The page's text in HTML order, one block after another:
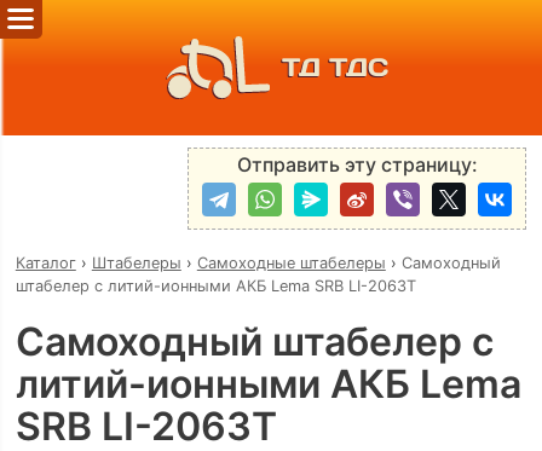
ТД ТДС
Отправить эту страницу:
Каталог› Штабелеры › Самоходные штабелеры › Самоходный
штабелер с литий-ионными АКБ Lema SRB LI-2063Т
Самоходный штабелер с
литий-ионными АКБ Lema
SRB LI-2063Т